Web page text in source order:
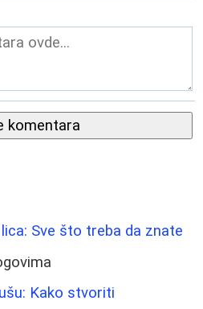
komentara
Sve što treba da znate
Kako stvoriti